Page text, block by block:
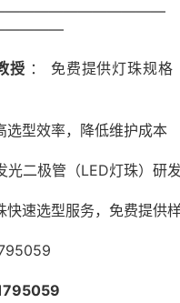
授 ： 免费提供灯珠规格
选型效率，降低维护成本
光二极管（LED灯珠）研
快速选型服务，免费提供